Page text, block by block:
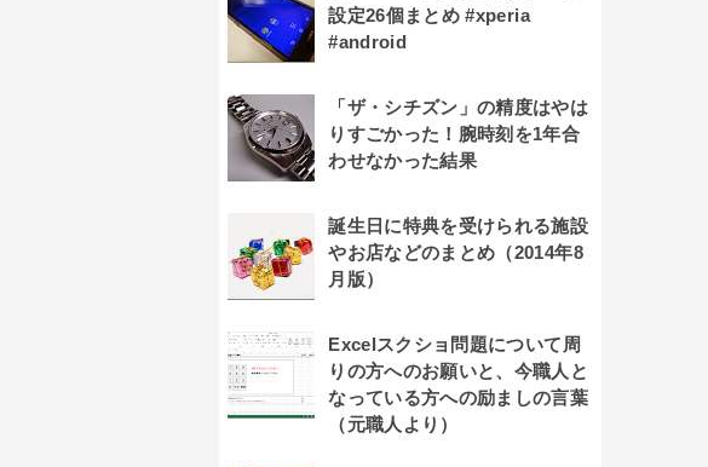
設定26個まとめ #xperia
#android
「ザ・シチズン」の精度はやは
りすごかった！腕時刻を1年合
わせなかった結果
誕生日に特典を受けられる施設
やお店などのまとめ（2014年8
月版）
Excelスクショ問題について周
りの方へのお願いと、今職人と
なっている方への励ましの言葉
（元職人より）